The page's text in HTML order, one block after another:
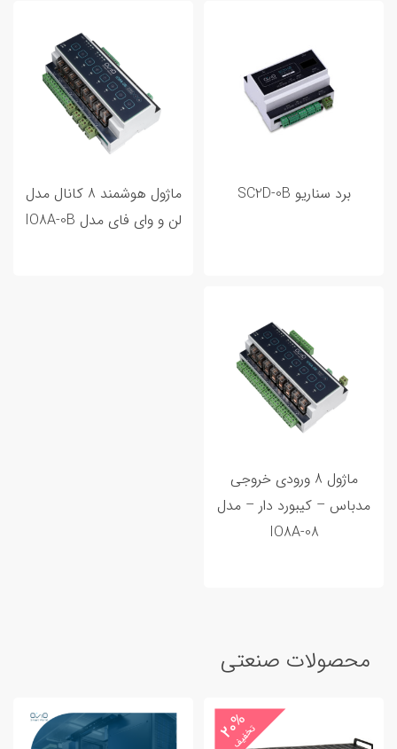
برد سناریو SC2D-0B
ماژول هوشمند 8 کانال مدل
لن و وای فای مدل IO8A-0B
ماژول 8 ورودی خروجی
مدباس – کیبورد دار – مدل
IO8A-08
محصولات صنعتی
20%